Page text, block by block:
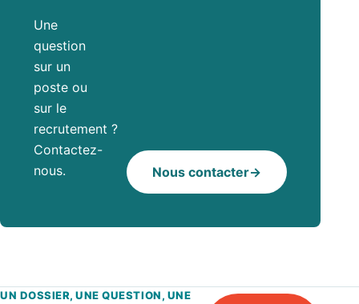
Une
question
sur un
poste ou
sur le
recrutement ?
Contactez-
nous.
Nous contacter
UN DOSSIER, UNE QUESTION, UNE